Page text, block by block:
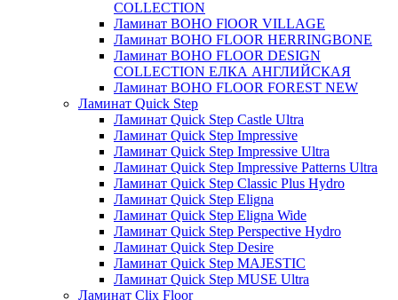
COLLECTION
Ламинат BOHO FlOOR VILLAGE
Ламинат BOHO FLOOR HERRINGBONE
Ламинат BOHO FLOOR DESIGN
COLLECTION ЕЛКА АНГЛИЙСКАЯ
Ламинат BOHO FLOOR FOREST NEW
Ламинат Quick Step
Ламинат Quick Step Castle Ultra
Ламинат Quick Step Impressive
Ламинат Quick Step Impressive Ultra
Ламинат Quick Step Impressive Patterns Ultra
Ламинат Quick Step Classic Plus Hydro
Ламинат Quick Step Eligna
Ламинат Quick Step Eligna Wide
Ламинат Quick Step Perspective Hydro
Ламинат Quick Step Desire
Ламинат Quick Step MAJESTIC
Ламинат Quick Step MUSE Ultra
Ламинат Clix Floor